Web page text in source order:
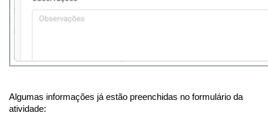
Algumas informações já estão preenchidas no formulário da
atividade: